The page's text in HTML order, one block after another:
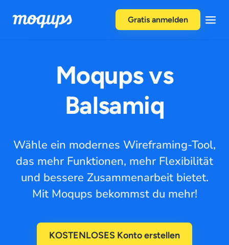
Gratis anmelden
Moqups vs
Balsamiq
Wähle ein modernes Wireframing-Tool,
das mehr Funktionen, mehr Flexibilität
und bessere Zusammenarbeit bietet.
Mit Moqups bekommst du mehr!
KOSTENLOSES Konto erstellen